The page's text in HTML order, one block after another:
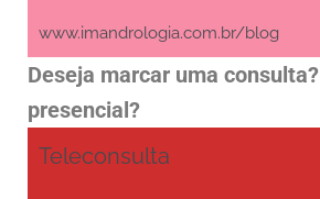
www.imandrologia.com.br/blog
Deseja marcar uma
presencial?
Teleconsulta